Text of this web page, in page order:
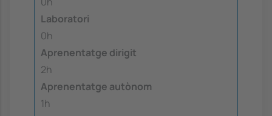
Laboratori
0h
Aprenentatge dirigit
2h
Aprenentatge autònom
1h